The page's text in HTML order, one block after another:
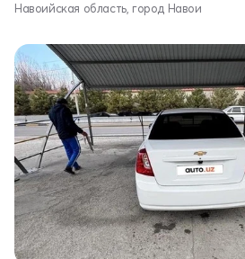
Навоийская область, город Навои